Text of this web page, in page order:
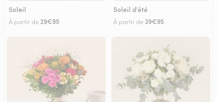
Soleil
À partir de 29€95
Soleil d'été
À partir de 39€95